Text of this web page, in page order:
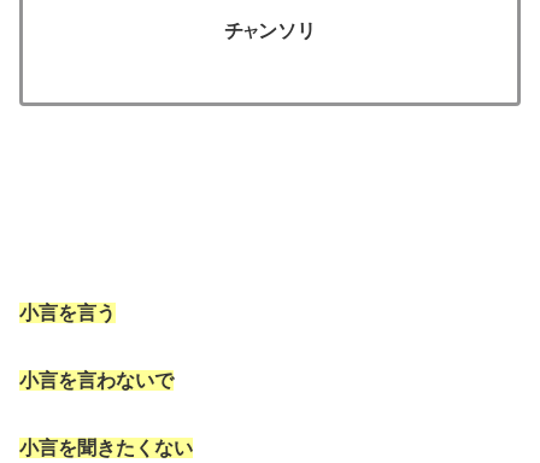
チヤンソリ
小言を言う
小言を言わないで
小言を聞きたくない